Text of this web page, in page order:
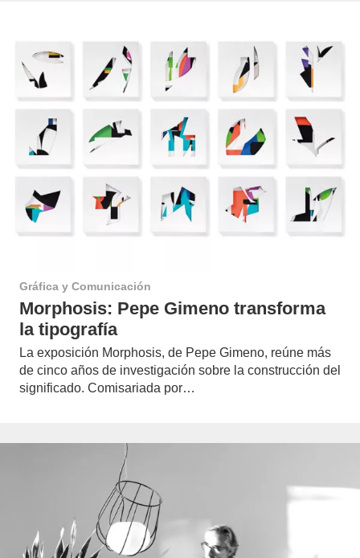
Gráfica y Comunicación
Morphosis: Pepe Gimeno transforma
la tipografía
La exposición Morphosis, de Pepe Gimeno, reúne más
de cinco años de investigación sobre la construcción del
significado. Comisariada por…